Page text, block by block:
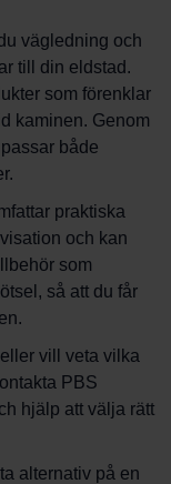
vägledning och
till din eldstad.
som förenklar
kaminen. Genom
både
praktiska
och kan
som
så att du får
vill veta vilka
PBS
hjälp att välja rätt
alternativ på en